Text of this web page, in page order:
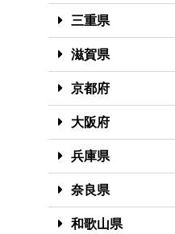
三重県
滋賀県
京都府
大阪府
兵庫県
奈良県
和歌山県